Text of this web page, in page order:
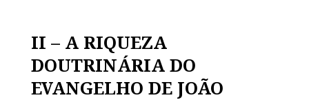
II – A RIQUEZA
DOUTRINÁRIA DO
EVANGELHO DE JOÃO